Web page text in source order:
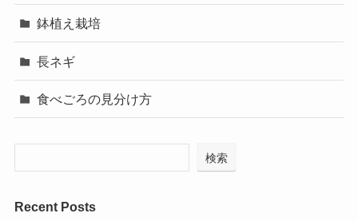
鉢植え栽培
長ネギ
食べごろの見分け方
検索
Recent Posts